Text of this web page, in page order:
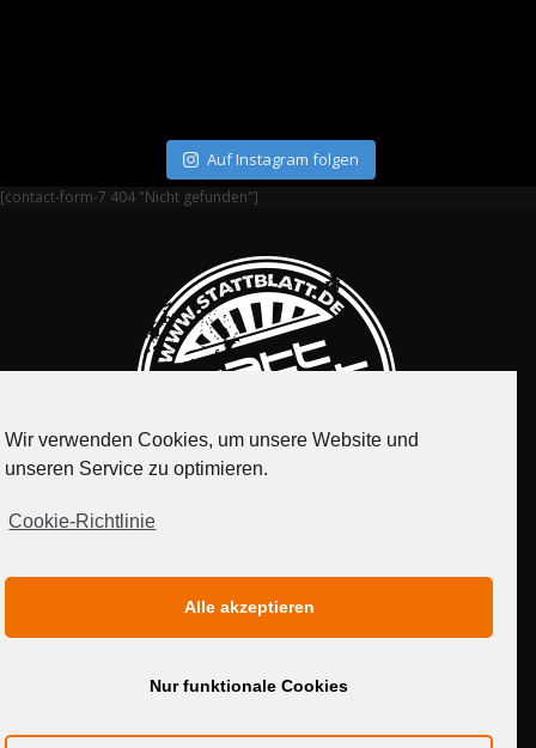
Auf Instagram folgen
[contact-form-7 404 "Nicht gefunden"]
MEDIADATEN
Wir verwenden Cookies, um unsere Website und
unseren Service zu optimieren.
Cookie-Richtlinie
Alle akzeptieren
Nur funktionale Cookies